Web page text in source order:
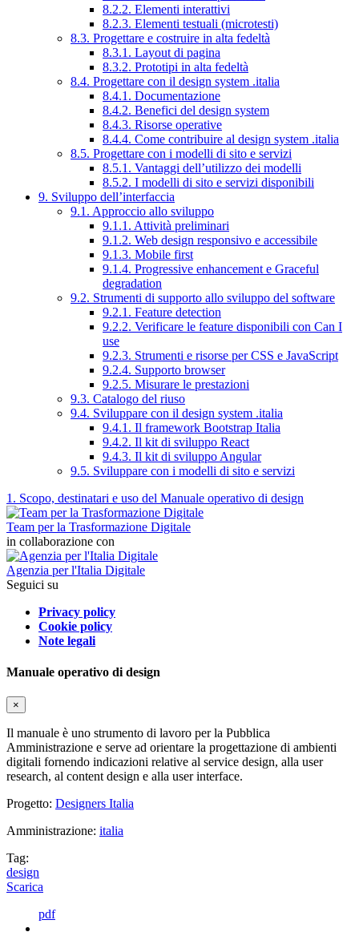
8.2.2. Elementi interattivi
8.2.3. Elementi testuali (microtesti)
8.3. Progettare e costruire in alta fedeltà
8.3.1. Layout di pagina
8.3.2. Prototipi in alta fedeltà
8.4. Progettare con il design system .italia
8.4.1. Documentazione
8.4.2. Benefici del design system
8.4.3. Risorse operative
8.4.4. Come contribuire al design system .italia
8.5. Progettare con i modelli di sito e servizi
8.5.1. Vantaggi dell’utilizzo dei modelli
8.5.2. I modelli di sito e servizi disponibili
9. Sviluppo dell’interfaccia
9.1. Approccio allo sviluppo
9.1.1. Attività preliminari
9.1.2. Web design responsivo e accessibile
9.1.3. Mobile first
9.1.4. Progressive enhancement e Graceful
degradation
9.2. Strumenti di supporto allo sviluppo del software
9.2.1. Feature detection
9.2.2. Verificare le feature disponibili con Can I
use
9.2.3. Strumenti e risorse per CSS e JavaScript
9.2.4. Supporto browser
9.2.5. Misurare le prestazioni
9.3. Catalogo del riuso
9.4. Sviluppare con il design system .italia
9.4.1. Il framework Bootstrap Italia
9.4.2. Il kit di sviluppo React
9.4.3. Il kit di sviluppo Angular
9.5. Sviluppare con i modelli di sito e servizi
1. Scopo, destinatari e uso del Manuale operativo di design
Team per la Trasformazione Digitale
in collaborazione con
Agenzia per l'Italia Digitale
Seguici su
Privacy policy
Cookie policy
Note legali
Manuale operativo di design
×
Il manuale è uno strumento di lavoro per la Pubblica
Amministrazione e serve ad orientare la progettazione di ambienti
digitali fornendo indicazioni relative al service design, alla user
research, al content design e alla user interface.
Progetto: Designers Italia
Amministrazione: italia
Tag:
design
Scarica
pdf